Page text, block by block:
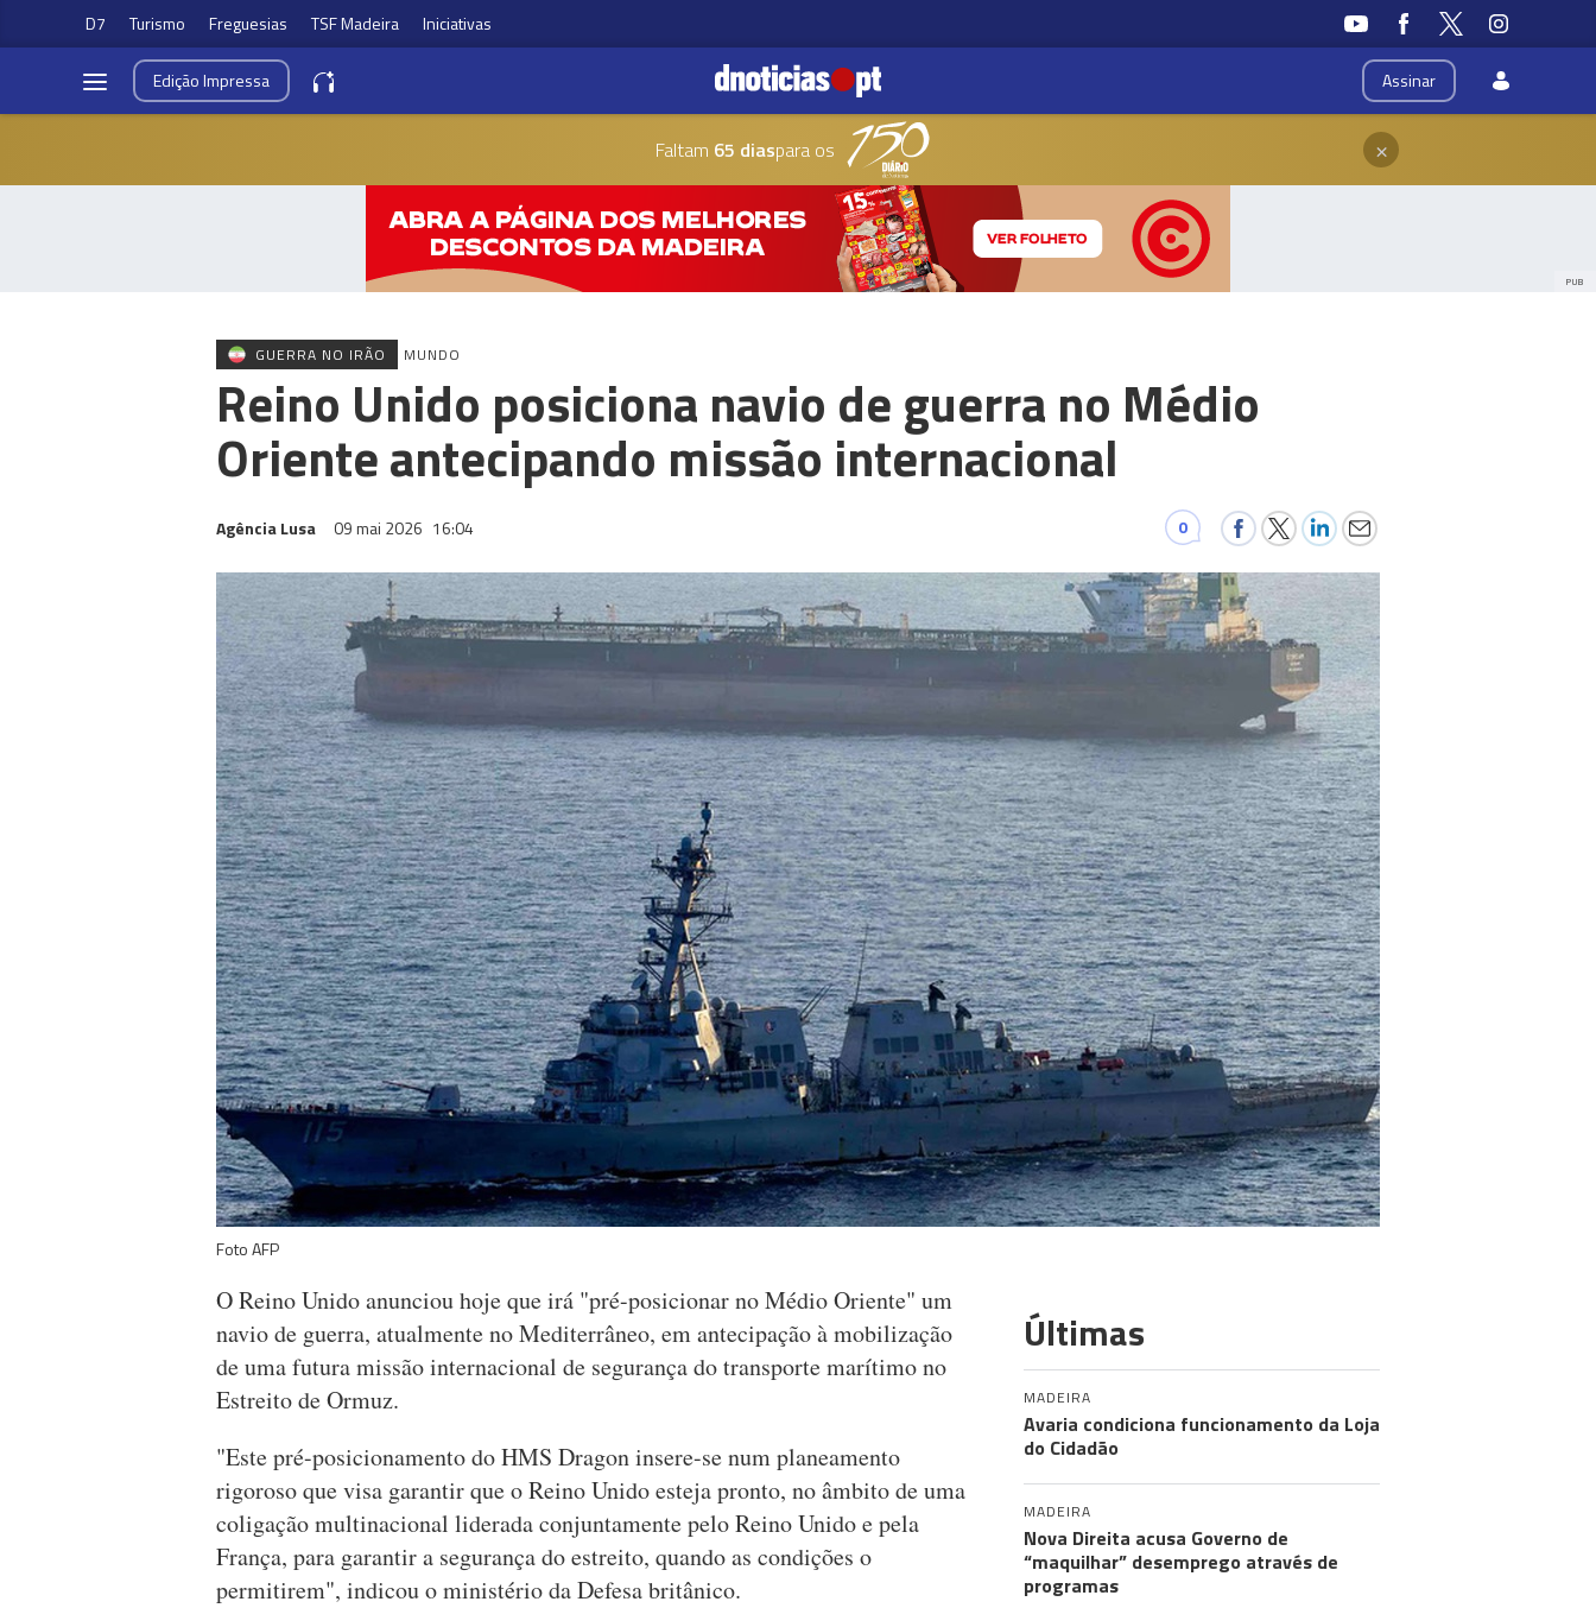
D7 Turismo Freguesias TSF Madeira Iniciativas
Assinar
EdiçãoImpressa
Faltam 65 diaspara os ×
PUB
GUERRA NO IRÃO MUNDO
Reino Unido posiciona navio de guerra no Médio
Oriente antecipando missão internacional
Agência Lusa 09 mai 2026 16:04 0
Foto AFP
O Reino Unido anunciou hoje que irá "pré-posicionar no Médio Oriente" um
navio de guerra, atualmente no Mediterrâneo, em antecipação à mobilização
de uma futura missão internacional de segurança do transporte marítimo no
Estreito de Ormuz.
"Este pré-posicionamento do HMS Dragon insere-se num planeamento
rigoroso que visa garantir que o Reino Unido esteja pronto, no âmbito de uma
coligação multinacional liderada conjuntamente pelo Reino Unido e pela
França, para garantir a segurança do estreito, quando as condições o
permitirem", indicou o ministério da Defesa britânico.
Últimas
MADEIRA
Avaria condiciona funcionamento da Loja
do Cidadão
MADEIRA
Nova Direita acusa Governo de
“maquilhar” desemprego através de
programas